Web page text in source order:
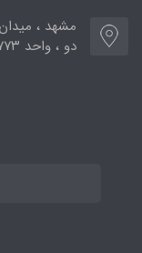
دو ، واحد ۷۷۳